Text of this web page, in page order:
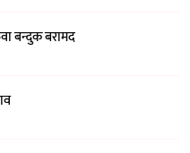
बन्दुक बरामद